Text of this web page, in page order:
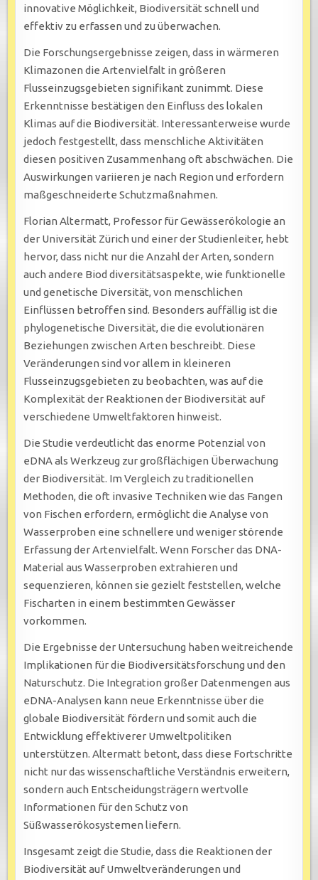
innovative Möglichkeit, Biodiversität schnell und
effektiv zu erfassen und zu überwachen.
Die Forschungsergebnisse zeigen, dass in wärmeren
Klimazonen die Artenvielfalt in größeren
Flusseinzugsgebieten signifikant zunimmt. Diese
Erkenntnisse bestätigen den Einfluss des lokalen
Klimas auf die Biodiversität. Interessanterweise wurde
jedoch festgestellt, dass menschliche Aktivitäten
diesen positiven Zusammenhang oft abschwächen. Die
Auswirkungen variieren je nach Region und erfordern
maßgeschneiderte Schutzmaßnahmen.
Florian Altermatt, Professor für Gewässerökologie an
der Universität Zürich und einer der Studienleiter, hebt
hervor, dass nicht nur die Anzahl der Arten, sondern
auch andere Biod diversitätsaspekte, wie funktionelle
und genetische Diversität, von menschlichen
Einflüssen betroffen sind. Besonders auffällig ist die
phylogenetische Diversität, die die evolutionären
Beziehungen zwischen Arten beschreibt. Diese
Veränderungen sind vor allem in kleineren
Flusseinzugsgebieten zu beobachten, was auf die
Komplexität der Reaktionen der Biodiversität auf
verschiedene Umweltfaktoren hinweist.
Die Studie verdeutlicht das enorme Potenzial von
eDNA als Werkzeug zur großflächigen Überwachung
der Biodiversität. Im Vergleich zu traditionellen
Methoden, die oft invasive Techniken wie das Fangen
von Fischen erfordern, ermöglicht die Analyse von
Wasserproben eine schnellere und weniger störende
Erfassung der Artenvielfalt. Wenn Forscher das DNA-
Material aus Wasserproben extrahieren und
sequenzieren, können sie gezielt feststellen, welche
Fischarten in einem bestimmten Gewässer
vorkommen.
Die Ergebnisse der Untersuchung haben weitreichende
Implikationen für die Biodiversitätsforschung und den
Naturschutz. Die Integration großer Datenmengen aus
eDNA-Analysen kann neue Erkenntnisse über die
globale Biodiversität fördern und somit auch die
Entwicklung effektiverer Umweltpolitiken
unterstützen. Altermatt betont, dass diese Fortschritte
nicht nur das wissenschaftliche Verständnis erweitern,
sondern auch Entscheidungsträgern wertvolle
Informationen für den Schutz von
Süßwasserökosystemen liefern.
Insgesamt zeigt die Studie, dass die Reaktionen der
Biodiversität auf Umweltveränderungen und